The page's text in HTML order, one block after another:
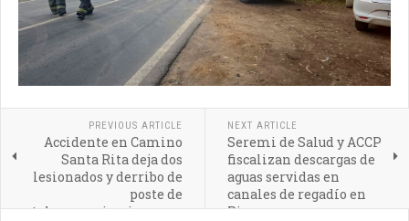
PREVIOUS ARTICLE
Accidente en Camino
Santa Rita deja dos
lesionados y derribo de
poste de
telecomunicaciones en
NEXT ARTICLE
Seremi de Salud y ACCP
fiscalizan descargas de
aguas servidas en
canales de regadío en
Pirque